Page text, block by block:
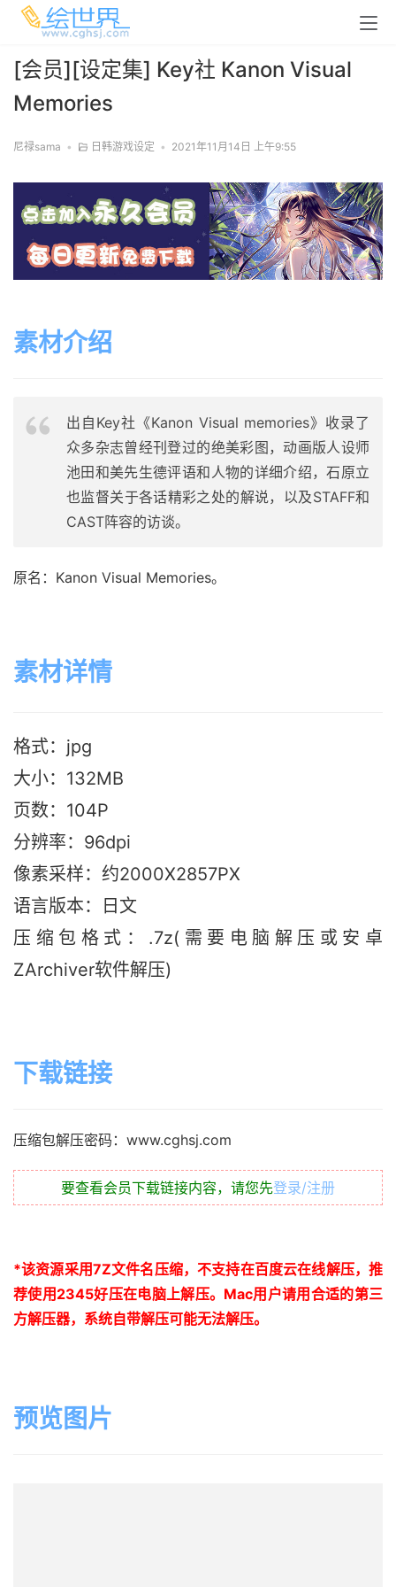
[会员][设定集] Key社 Kanon Visual
Memories
尼禄sama • 日韩游戏设定 • 2021年11月14日 上午9:55
素材介绍
出自Key社《Kanon Visual memories》收录了
众多杂志曾经刊登过的绝美彩图，动画版人设师
池田和美先生德评语和人物的详细介绍，石原立
也监督关于各话精彩之处的解说，以及STAFF和
CAST阵容的访谈。
原名：Kanon Visual Memories。
素材详情
格式：jpg
大小：132MB
页数：104P
分辨率：96dpi
像素采样：约2000X2857PX
语言版本：日文
压缩包格式：.7z(需要电脑解压或安卓
ZArchiver软件解压)
下载链接
压缩包解压密码：www.cghsj.com
要查看会员下载链接内容，请您先登录/注册
*该资源采用7Z文件名压缩，不支持在百度云在线解压，推
荐使用2345好压在电脑上解压。 Mac用户请用合适的第三
方解压器，系统自带解压可能无法解压。
预览图片